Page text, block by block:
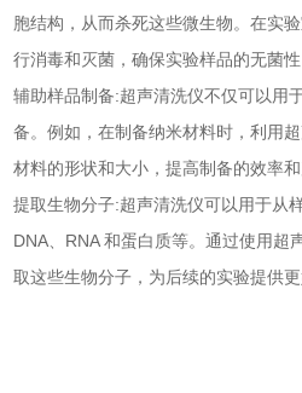
胞结构，从而杀死这些微生物。在实
行消毒和灭菌，确保实验样品的无菌性
辅助样品制备:超声清洗仪不仅可以用
备。例如，在制备纳米材料时，利用
材料的形状和大小，提高制备的效率和
提取生物分子:超声清洗仪可以用于从
DNA、RNA 和蛋白质等。通过使用超
取这些生物分子，为后续的实验提供